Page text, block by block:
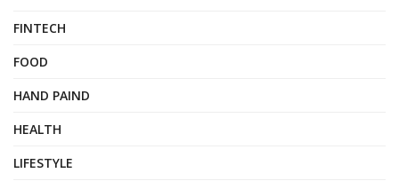
FINTECH
FOOD
HAND PAIND
HEALTH
LIFESTYLE